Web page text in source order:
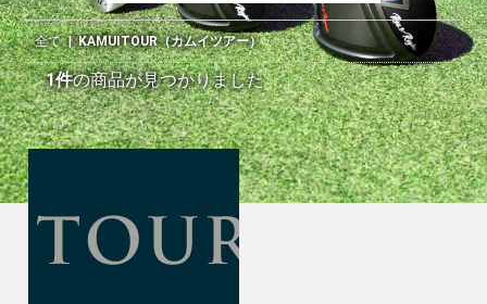
全て | KAMUITOUR（カムイツアー）
1件の商品が見つかりました